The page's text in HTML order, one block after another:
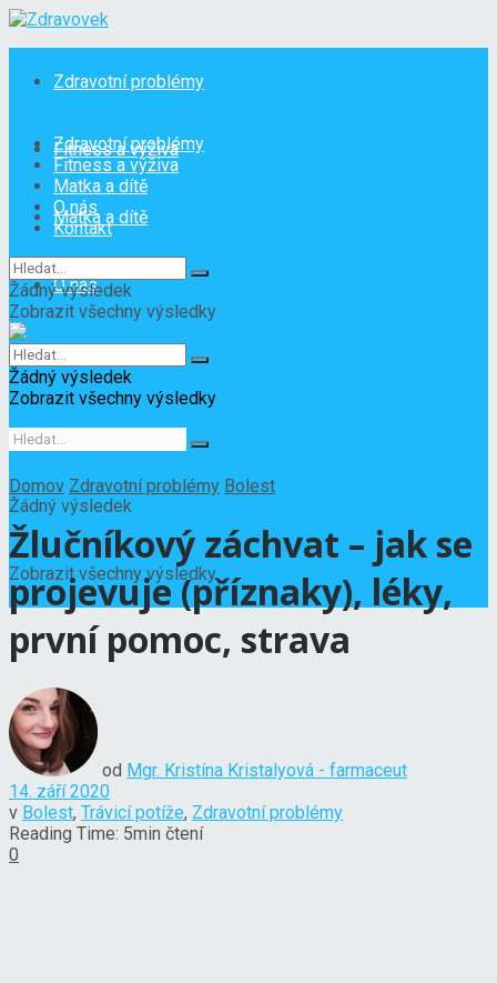
Zdravotní problémy
Fitness a výživa
Matka a dítě
O nás
Kontakt
Žádný výsledek
Zobrazit všechny výsledky
Zdravotní problémy
Fitness a výživa
Matka a dítě
O nás
Kontakt
Žádný výsledek
Zobrazit všechny výsledky
Žádný výsledek
Zobrazit všechny výsledky
Domov Zdravotní problémy Bolest
Žlučníkový záchvat – jak se
projevuje (příznaky), léky,
první pomoc, strava
od Mgr. Kristína Kristalyová - farmaceut
14. září 2020
v Bolest, Trávicí potíže, Zdravotní problémy
Reading Time: 5min čtení
0